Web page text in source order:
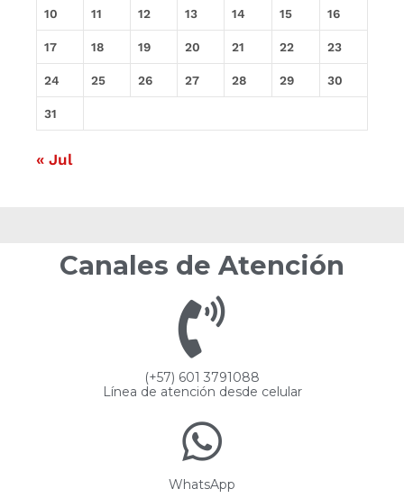
10 11 12 13 14 15 16
17 18 19 20 21 22 23
24 25 26 27 28 29 30
31
« Jul
Canales de Atención
(+57) 601 3791088
Línea de atención desde celular
WhatsApp